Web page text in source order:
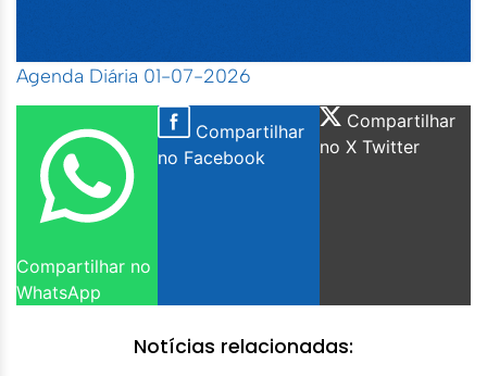
Agenda Diária 01-07-2026
Compartilhar no
WhatsApp
Compartilhar
no Facebook
Compartilhar
no X Twitter
Notícias relacionadas: